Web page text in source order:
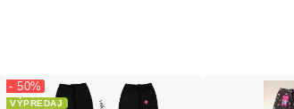
VÝPREDAJ
- 50%